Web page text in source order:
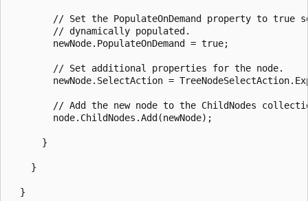
// Set the PopulateOnDemand property to true
        // dynamically populated.
        newNode.PopulateOnDemand = true;
        // Set additional properties for the node.
newNode.SelectAction =
// Add the new node to the ChildNodes
        node.ChildNodes.Add(newNode);
      }
    }
  }